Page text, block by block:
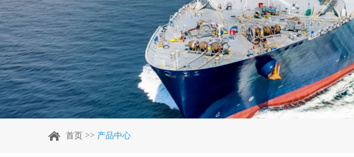
首页 >> 产品中心